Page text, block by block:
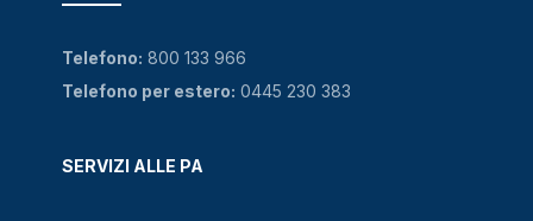
SERVIZI ALLE PA
Telefono: 800 133 966
Telefono per estero: 0445 230 383